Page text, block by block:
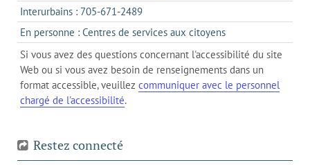
de
messagerie
dans
un
client
de
votre
téléphone
Interurbains : 705-671-2489s'ouvre
dans
un
client
de
votre
En personne : Centres de services aux citoyenss'ouvre
dans
l'onglet
actuel
Si vous avez des questions concernant l'accessibilité du site
Web ou si vous avez besoin de renseignements dans un
format accessible, veuillez communiquer avec le personnel
chargé de l'accessibilité.
Restez connecté